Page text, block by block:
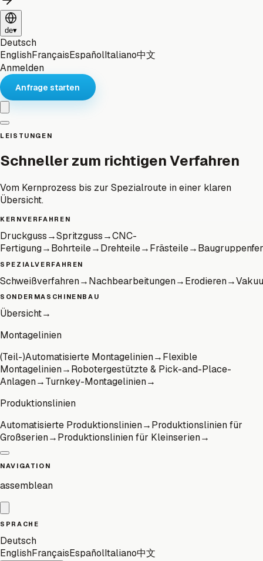
de▾
Deutsch
EnglishFrançaisEspañolItaliano中文
Anmelden
Anfrage starten
LEISTUNGEN
Schneller zum richtigen Verfahren
Vom Kernprozess bis zur Spezialroute in einer klaren
Übersicht.
KERNVERFAHREN
Druckguss→Spritzguss→CNC-
Fertigung→Bohrteile→Drehteile→Frästeile→
SPEZIALVERFAHREN
Schweißverfahren→Nachbearbeitungen→Erodieren→
SONDERMASCHINENBAU
Übersicht→
Montagelinien
(Teil-)Automatisierte Montagelinien→Flexible
Montagelinien→Robotergestützte & Pick-and-Place-
Anlagen→Turnkey-Montagelinien→
Produktionslinien
Automatisierte Produktionslinien→Produktionslinien für
Großserien→Produktionslinien für Kleinserien→
NAVIGATION
assemblean
SPRACHE
Deutsch
EnglishFrançaisEspañolItaliano中文